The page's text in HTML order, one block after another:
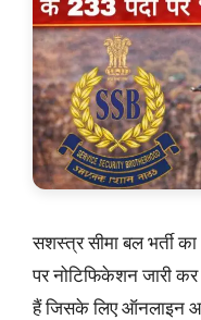
सशस्त्र सीमा बल भर्ती
पर नोटिफिकेशन जारी
हैं जिसके लिए ऑनलाइन